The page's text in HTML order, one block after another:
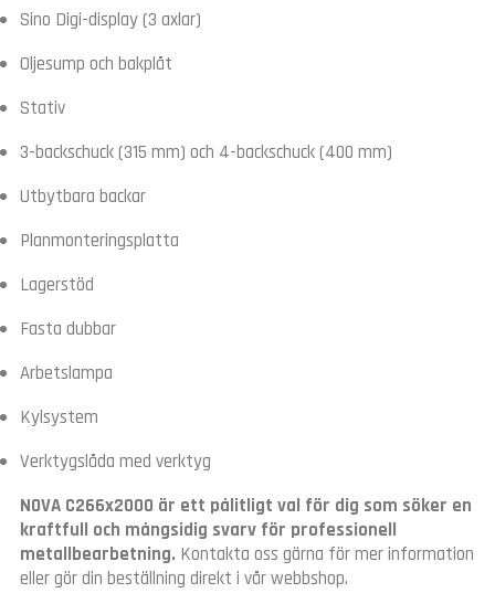
Sino Digi-display (3 axlar)
Oljesump och bakplåt
Stativ
3-backschuck (315 mm) och 4-backschuck (400 mm)
Utbytbara backar
Planmonteringsplatta
Lagerstöd
Fasta dubbar
Arbetslampa
Kylsystem
Verktygslåda med verktyg
NOVA C266x2000 är ett pålitligt val för dig som söker en
kraftfull och mångsidig svarv för professionell
metallbearbetning. Kontakta oss gärna för mer information
eller gör din beställning direkt i vår webbshop.